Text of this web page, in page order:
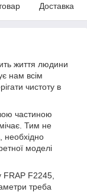
Доставка
життя людини
нам всім
чистоту в
частиною
Тим не
необхідно
моделі
FRAP F2245,
треба